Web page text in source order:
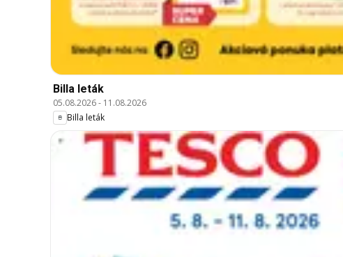
Billa leták
05.08.2026- 11.08.2026
Billa leták